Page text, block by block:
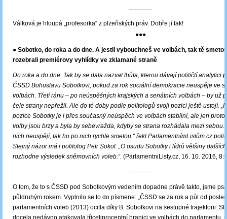
─────
Válková je hloupá „profesorka“ z plzeňských práv. Dobře jí tak!
●●●
● Sobotko, do roka a do dne. A jestli vybouchneš ve volbách, tak tě
rozebrali premiérovy vyhlídky ve zklamané straně
Do roka a do dne. Tak by se dala nazvat lhůta, kterou dávají političtí analytici
ČSSD Bohuslavu Sobotkovi, pokud za rok sociální demokracie neuspěje ve
volbách. Třetí ránu – po neúspěšných krajských a senátních volbách – by už
čele strany nepřežil. Ale do té doby podle politologů svoji pozici ještě ustojí.
pozice Sobotky je i přes současný neúspěch ve volbách stabilní, ale jen
volby jsou brzy a byla by sebevražda, kdyby se strana rozhádala mezi sebou.
nich neuspějí, tak ho po nich rychle smetou,“ řekl ParlamentnímListům.cz
Stejný názor má i politolog Petr Sokol: „O osudu Sobotky i lídrů většiny
rozhodne výsledek sněmovních voleb.“. (ParlamentniListy.cz, 16. 10. 2016,
─────
O tom, že to s ČSSD pod Sobotkovým vedením dopadne právě takto, jsme
půldruhým rokem. Vyplnilo se to do písmene: „ČSSD se za rok a půl od
parlamentních voleb (2013) ocitla díky B. Sobotkovi na sestupné trajektorii.
docela nedávno atakovala třicetiprocentní hranici ve volbách do parlamentu,